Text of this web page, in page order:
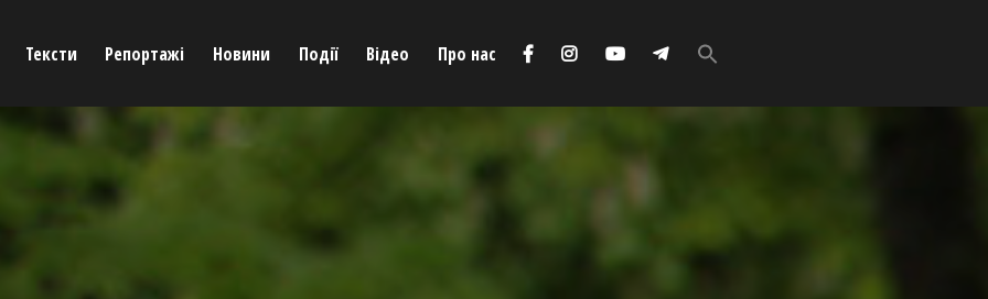
Тексти Репортажі Новини Події Відео Про нас